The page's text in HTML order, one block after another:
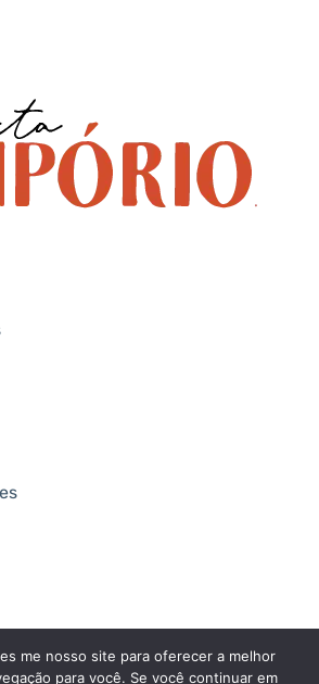
Revista Empório. Todos os
me nosso site para oferecer a melhor
para você. Se você continuar em